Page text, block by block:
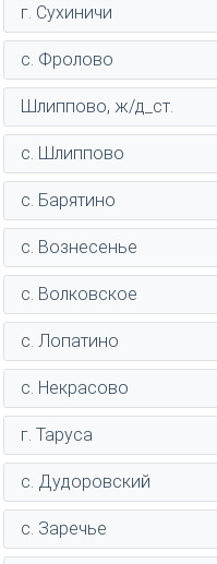
г. Сухиничи
с. Фролово
Шлиппово, ж/д_ст.
с. Шлиппово
с. Барятино
с. Вознесенье
с. Волковское
с. Лопатино
с. Некрасово
г. Таруса
с. Дудоровский
с. Заречье